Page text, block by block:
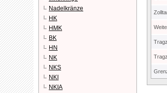
Nadelkränze
HK
HMK
BK
HN
NK
NKS
NKI
NKIA